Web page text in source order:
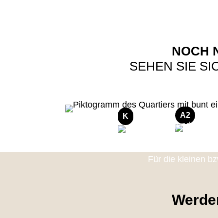
NOCH
SEHEN SIE
A2
K
Für die kleinen